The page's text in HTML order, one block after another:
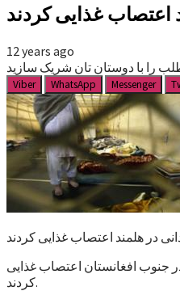
اعتصاب غذایی کردند
12 years ago
را با دوستان تان شریک سازید
Viber WhatsApp Messenger
در هلمند اعتصاب غذایی کردند
جنوب افغانستان اعتصاب غذایی
کردند.